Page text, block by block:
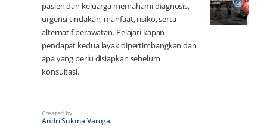
pasien dan keluarga memahami diagnosis,
urgensi tindakan, manfaat, risiko, serta
alternatif perawatan. Pelajari kapan
pendapat kedua layak dipertimbangkan dan
apa yang perlu disiapkan sebelum
konsultasi.
Created by
Andri Sukma Varoga